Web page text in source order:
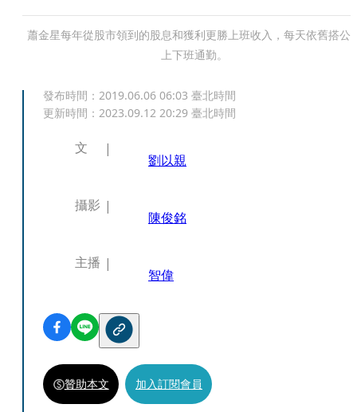
蕭金星每年從股市領到的股息和獲利更勝上班收入，每天依舊搭公
上下班通勤。
發布時間： 2019.06.06 06:03 臺北時間
更新時間： 2023.09.12 20:29 臺北時間
文
劉以親
攝影
陳俊銘
主播
智偉
贊助本文 加入訂閱會員